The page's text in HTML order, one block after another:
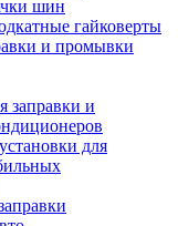
шин
гайковерты
и промывки
заправки и
для